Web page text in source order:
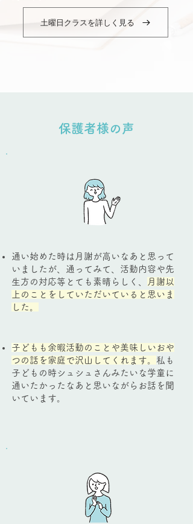
土曜日クラスを詳しく見る
保護者様の声
通い始めた時は月謝が高いなあと思って
いましたが、通ってみて、活動内容や先
生方の対応等とても素晴らしく、
月謝以
上のことをしていただいていると思いま
した。
​ 子どもも余暇活動のことや美味しいおや
つの話を家庭で沢山してくれます。 私も
子どもの時シュシュさんみたいな学童に
通いたかったなあと思いながらお話を聞
いています。